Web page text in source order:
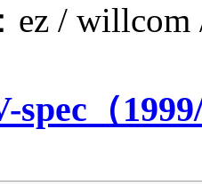
ez /
spec（